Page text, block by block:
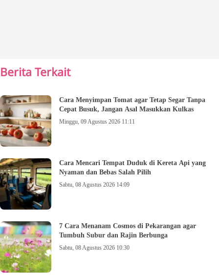
Berita Terkait
Cara Menyimpan Tomat agar Tetap Segar Tanpa
Cepat Busuk, Jangan Asal Masukkan Kulkas
Minggu, 09 Agustus 2026 11:11
Cara Mencari Tempat Duduk di Kereta Api yang
Nyaman dan Bebas Salah Pilih
Sabtu, 08 Agustus 2026 14:09
7 Cara Menanam Cosmos di Pekarangan agar
Tumbuh Subur dan Rajin Berbunga
Sabtu, 08 Agustus 2026 10:30